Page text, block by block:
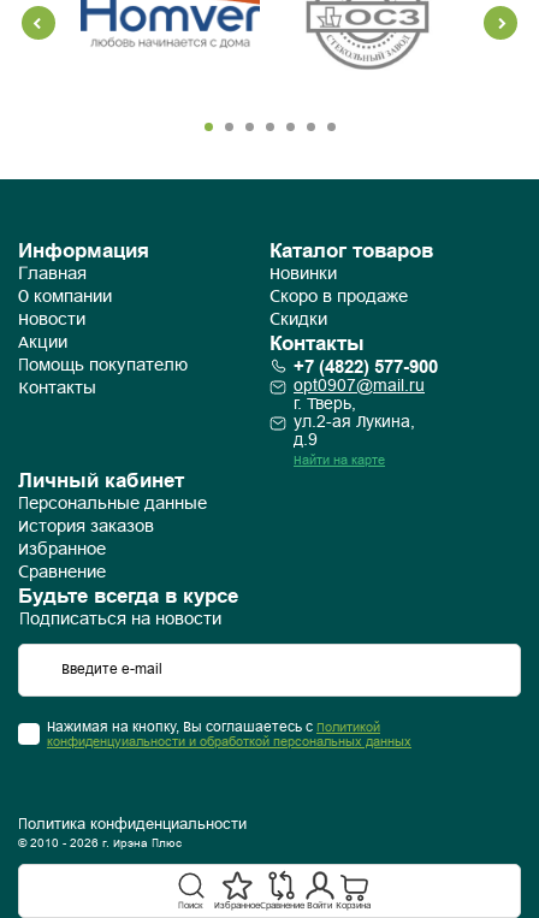
Поиск ИзбранноеСравнение Войти Корзина
Информация
Главная
О компании
Новости
Акции
Помощь покупателю
Контакты
Каталог товаров
Новинки
Скоро в продаже
Скидки
Контакты
+7 (4822) 577-900
opt0907@mail.ru
г. Тверь,
ул.2-ая Лукина,
д.9
Найти на карте
Личный кабинет
Персональные данные
История заказов
Избранное
Сравнение
Будьте всегда в курсе
Подписаться на новости
Нажимая на кнопку, Вы соглашаетесь с Политикой
конфиденцуиальности и обработкой персональных данных
Политика конфиденциальности
© 2010 - 2026 г. Ирэна Плюс